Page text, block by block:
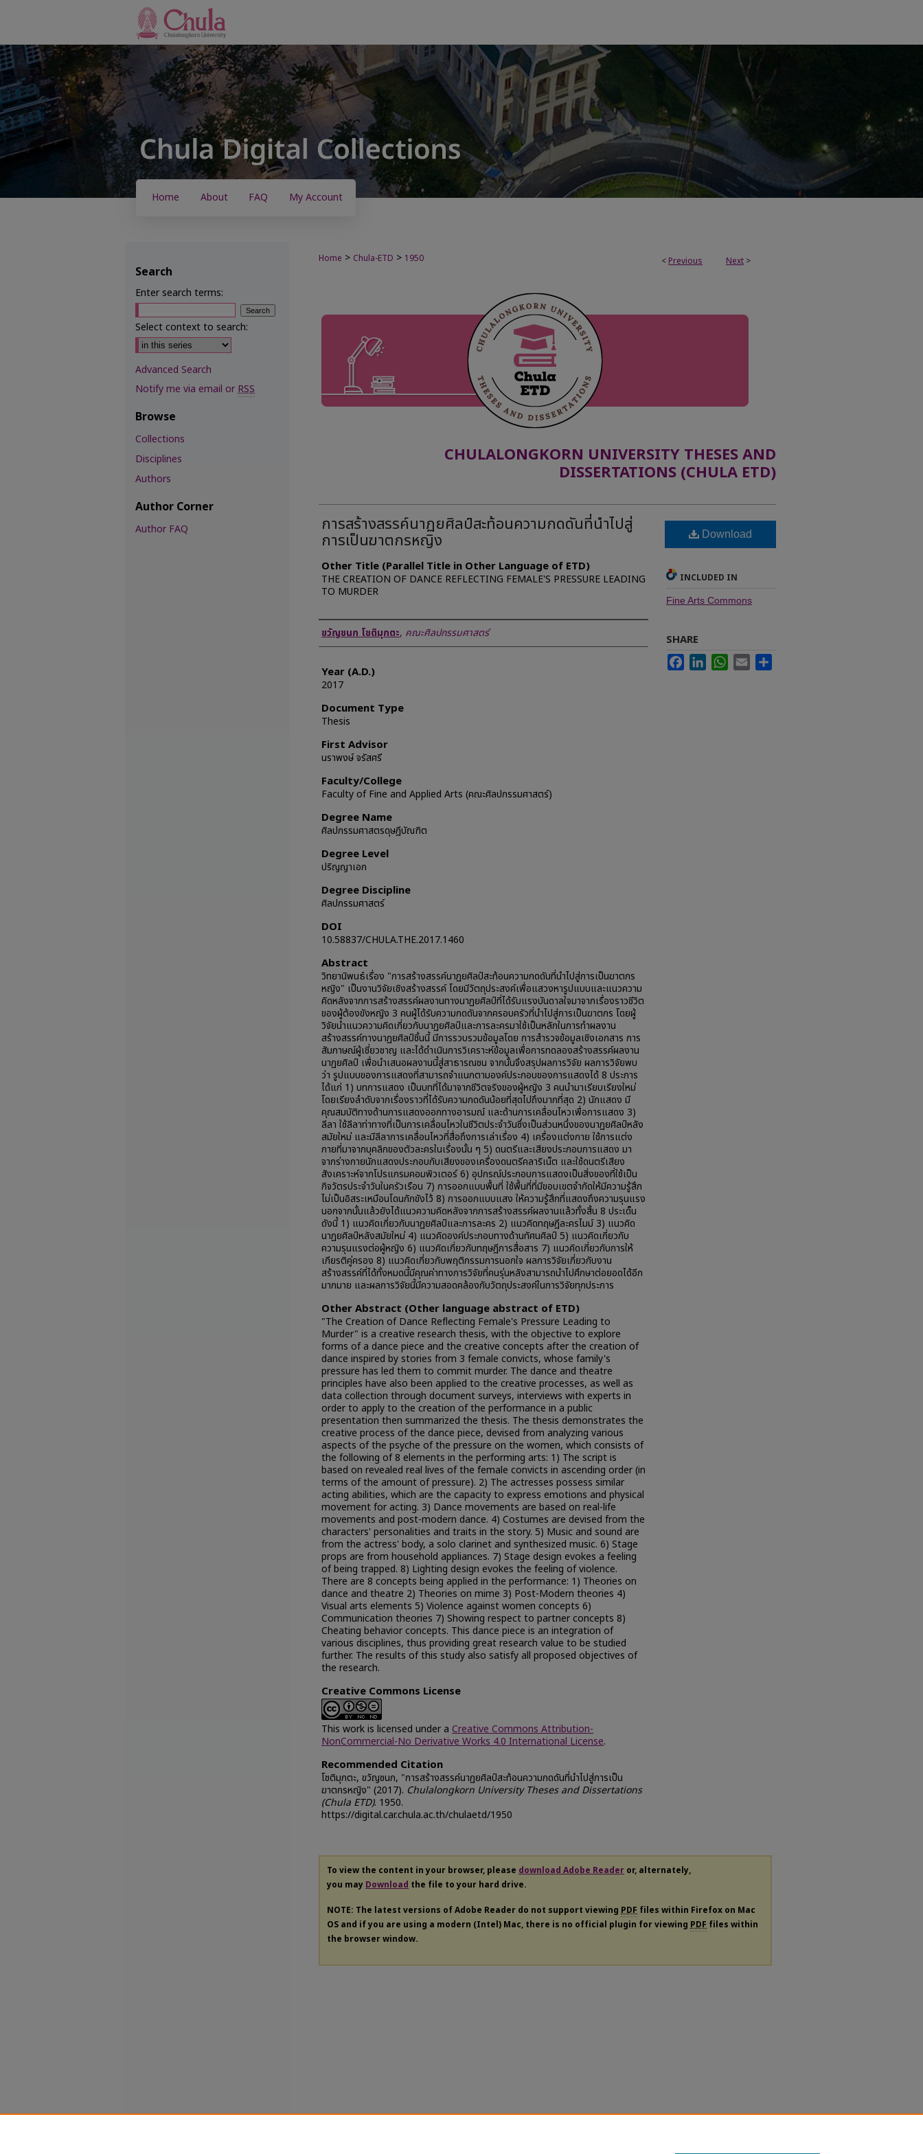
Home About FAQ My Account
< Previous Next >
Home > Chula-ETD > 1950
CHULALONGKORN UNIVERSITY THESES AND
DISSERTATIONS (CHULA ETD)
การสร้างสรรค์นาฏยศิลป์สะท้อนความกดดันที่นำไปสู่
การเป็นฆาตกรหญิง
Other Title (Parallel Title in Other Language of ETD)
THE CREATION OF DANCE REFLECTING FEMALE'S PRESSURE LEADING
TO MURDER
Author
ขวัญชนก โชติมุกตะ, คณะศิลปกรรมศาสตร์
Year (A.D.)
2017
Document Type
Thesis
First Advisor
นราพงษ์ จรัสศรี
Faculty/College
Faculty of Fine and Applied Arts (คณะศิลปกรรมศาสตร์)
Degree Name
ศิลปกรรมศาสตรดุษฎีบัณฑิต
Degree Level
ปริญญาเอก
Degree Discipline
ศิลปกรรมศาสตร์
DOI
10.58837/CHULA.THE.2017.1460
Abstract
วิทยานิพนธ์เรื่อง "การสร้างสรรค์นาฏยศิลป์สะท้อนความกดดันที่นำไปสู่การเป็นฆาตกร
หญิง" เป็นงานวิจัยเชิงสร้างสรรค์ โดยมีวัตถุประสงค์เพื่อแสวงหารูปแบบและแนวความ
คิดหลังจากการสร้างสรรค์ผลงานทางนาฏยศิลป์ที่ได้รับแรงบันดาลใจมาจากเรื่องราวชีวิต
ของผู้ต้องขังหญิง 3 คนผู้ได้รับความกดดันจากครอบครัวที่นำไปสู่การเป็นฆาตกร โดยผู้
วิจัยนำแนวความคิดเกี่ยวกับนาฏยศิลป์และการละครมาใช้เป็นหลักในการทำผลงาน
สร้างสรรค์ทางนาฏยศิลป์ชิ้นนี้ มีการรวบรวมข้อมูลโดย การสำรวจข้อมูลเชิงเอกสาร การ
สัมภาษณ์ผู้เชี่ยวชาญ และได้ดำเนินการวิเคราะห์ข้อมูลเพื่อการทดลองสร้างสรรค์ผลงาน
นาฏยศิลป์ เพื่อนำเสนอผลงานนี้สู่สาธารณชน จากนั้นจึงสรุปผลการวิจัย ผลการวิจัยพบ
ว่า รูปแบบของการแสดงที่สามารถจำแนกตามองค์ประกอบของการแสดงได้ 8 ประการ
ได้แก่ 1) บทการแสดง เป็นบทที่ได้มาจากชีวิตจริงของผู้หญิง 3 คนนำมาเรียบเรียงใหม่
โดยเรียงลำดับจากเรื่องราวที่ได้รับความกดดันน้อยที่สุดไปถึงมากที่สุด 2) นักแสดง มี
คุณสมบัติทางด้านการแสดงออกทางอารมณ์ และด้านการเคลื่อนไหวเพื่อการแสดง 3)
ลีลา ใช้ลีลาท่าทางที่เป็นการเคลื่อนไหวในชีวิตประจำวันซึ่งเป็นส่วนหนึ่งของนาฏยศิลป์หลัง
สมัยใหม่ และมีลีลาการเคลื่อนไหวที่สื่อถึงการเล่าเรื่อง 4) เครื่องแต่งกาย ใช้การแต่ง
กายที่มาจากบุคลิกของตัวละครในเรื่องนั้น ๆ 5) ดนตรีและเสียงประกอบการแสดง มา
จากร่างกายนักแสดงประกอบกับเสียงของเครื่องดนตรีคลาริเน็ต และใช้ดนตรีเสียง
สังเคราะห์จากโปรแกรมคอมพิวเตอร์ 6) อุปกรณ์ประกอบการแสดงเป็นสิ่งของที่ใช้เป็น
กิจวัตรประจำวันในครัวเรือน 7) การออกแบบพื้นที่ ใช้พื้นที่ที่มีขอบเขตจำกัดให้มีความรู้สึก
ไม่เป็นอิสระเหมือนโดนกักขังไว้ 8) การออกแบบแสง ให้ความรู้สึกที่แสดงถึงความรุนแรง
นอกจากนั้นแล้วยังได้แนวความคิดหลังจากการสร้างสรรค์ผลงานแล้วทั้งสิ้น 8 ประเด็น
ดังนี้ 1) แนวคิดเกี่ยวกับนาฏยศิลป์และการละคร 2) แนวคิดทฤษฎีละครไมม์ 3) แนวคิด
นาฏยศิลป์หลังสมัยใหม่ 4) แนวคิดองค์ประกอบทางด้านทัศนศิลป์ 5) แนวคิดเกี่ยวกับ
ความรุนแรงต่อผู้หญิง 6) แนวคิดเกี่ยวกับทฤษฎีการสื่อสาร 7) แนวคิดเกี่ยวกับการให้
เกียรติคู่ครอง 8) แนวคิดเกี่ยวกับพฤติกรรมการนอกใจ ผลการวิจัยเกี่ยวกับงาน
สร้างสรรค์ที่ได้ทั้งหมดนี้มีคุณค่าทางการวิจัยที่คนรุ่นหลังสามารถนำไปศึกษาต่อยอดได้อีก
มากมาย และผลการวิจัยนี้มีความสอดคล้องกับวัตถุประสงค์ในการวิจัยทุกประการ
Other Abstract (Other language abstract of ETD)
"The Creation of Dance Reflecting Female's Pressure Leading to
Murder" is a creative research thesis, with the objective to explore
forms of a dance piece and the creative concepts after the creation of
dance inspired by stories from 3 female convicts, whose family's
pressure has led them to commit murder. The dance and theatre
principles have also been applied to the creative processes, as well as
data collection through document surveys, interviews with experts in
order to apply to the creation of the performance in a public
presentation then summarized the thesis. The thesis demonstrates the
creative process of the dance piece, devised from analyzing various
aspects of the psyche of the pressure on the women, which consists of
the following of 8 elements in the performing arts: 1) The script is
based on revealed real lives of the female convicts in ascending order (in
terms of the amount of pressure). 2) The actresses possess similar
acting abilities, which are the capacity to express emotions and physical
movement for acting. 3) Dance movements are based on real-life
movements and post-modern dance. 4) Costumes are devised from the
characters' personalities and traits in the story. 5) Music and sound are
from the actress' body, a solo clarinet and synthesized music. 6) Stage
props are from household appliances. 7) Stage design evokes a feeling
of being trapped. 8) Lighting design evokes the feeling of violence.
There are 8 concepts being applied in the performance: 1) Theories on
dance and theatre 2) Theories on mime 3) Post-Modern theories 4)
Visual arts elements 5) Violence against women concepts 6)
Communication theories 7) Showing respect to partner concepts 8)
Cheating behavior concepts. This dance piece is an integration of
various disciplines, thus providing great research value to be studied
further. The results of this study also satisfy all proposed objectives of
the research.
Creative Commons License
This work is licensed under a Creative Commons Attribution-
NonCommercial-No Derivative Works 4.0 International License.
Recommended Citation
โชติมุกตะ, ขวัญชนก, "การสร้างสรรค์นาฏยศิลป์สะท้อนความกดดันที่นำไปสู่การเป็น
ฆาตกรหญิง" (2017). Chulalongkorn University Theses and Dissertations
(Chula ETD). 1950.
https://digital.car.chula.ac.th/chulaetd/1950
Download
INCLUDED IN
Fine Arts Commons
SHARE
FacebookLinkedInWhatsApp
Email
To view the content in your browser, please download Adobe Reader or, alternately,
you may Download the file to your hard drive.
NOTE: The latest versions of Adobe Reader do not support viewing PDF files within Firefox on Mac
OS and if you are using a modern (Intel) Mac, there is no official plugin for viewing PDF files within
the browser window.
Search
Enter search terms:
Select context to search:
Advanced Search
Notify me via email orRSS
Browse
Collections
Disciplines
Authors
Author Corner
Author FAQ